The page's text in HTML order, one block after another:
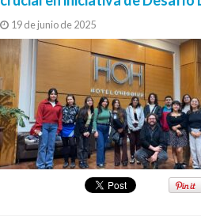
19 de junio de 2025